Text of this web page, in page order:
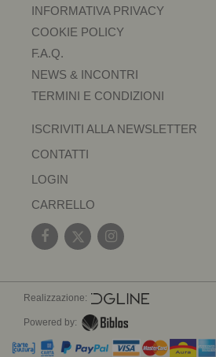
INFORMATIVA PRIVACY
COOKIE POLICY
F.A.Q.
NEWS & INCONTRI
TERMINI E CONDIZIONI
ISCRIVITI ALLA NEWSLETTER
CONTATTI
LOGIN
CARRELLO
Realizzazione:
Powered by: